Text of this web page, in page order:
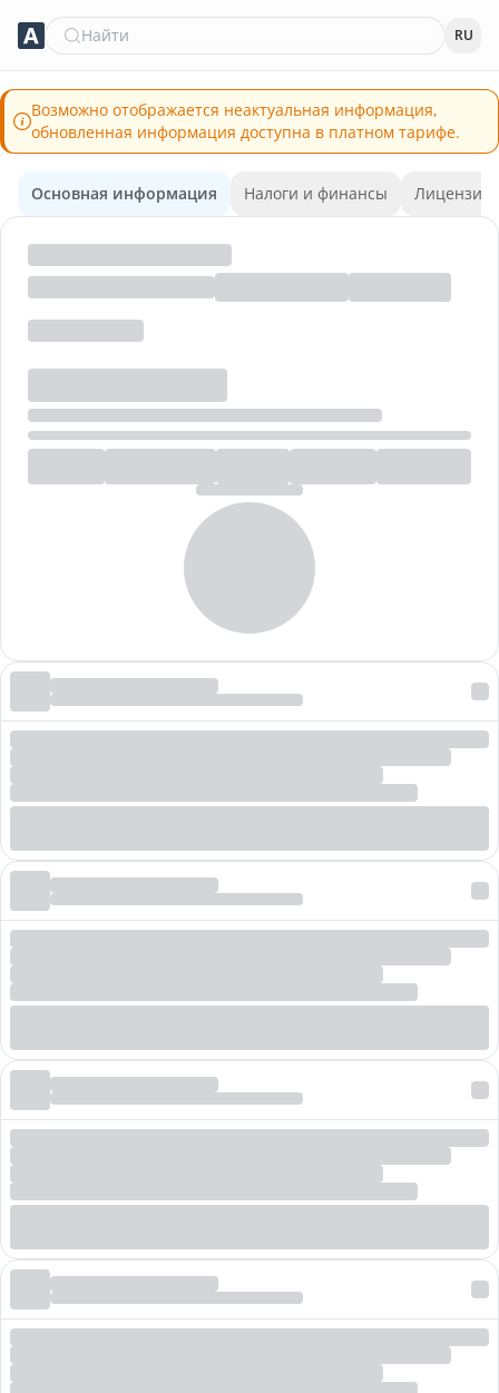
Найти RU
Возможно отображается неактуальная информация,
обновленная информация доступна в платном тарифе.
Основная информация Налоги и финансы Лицензии